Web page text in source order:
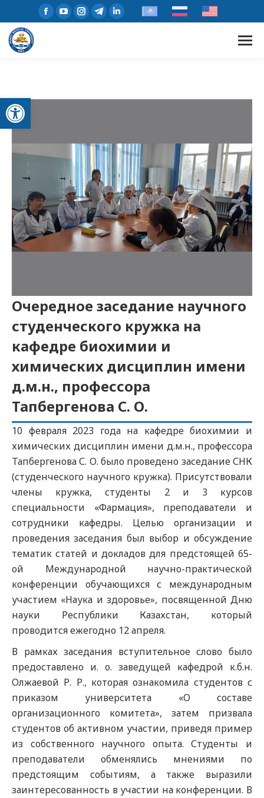
Открыть панель инструментов
Очередное заседание научного
студенческого кружка на
кафедре биохимии и
химических дисциплин имени
д.м.н., профессора
Тапбергенова С. О.
10 февраля 2023 года на кафедре биохимии и
химических дисциплин имени д.м.н., профессора
Тапбергенова С. О. было проведено заседание СНК
(студенческого научного кружка). Присутствовали
члены кружка, студенты 2 и 3 курсов
специальности «Фармация», преподаватели и
сотрудники кафедры. Целью организации и
проведения заседания был выбор и обсуждение
тематик статей и докладов для предстоящей 65-
ой Международной научно-практической
конференции обучающихся с международным
участием «Наука и здоровье», посвященной Дню
науки Республики Казахстан, который
проводится ежегодно 12 апреля.
В рамках заседания вступительное слово было
предоставлено и. о. заведущей кафедрой к.б.н.
Олжаевой Р. Р., которая ознакомила студентов с
приказом университета «О составе
организационного комитета», затем призвала
студентов об активном участии, приведя пример
из собственного научного опыта. Студенты и
преподаватели обменялись мнениями по
предстоящим событиям, а также выразили
заинтересованность в участии на конференции. В